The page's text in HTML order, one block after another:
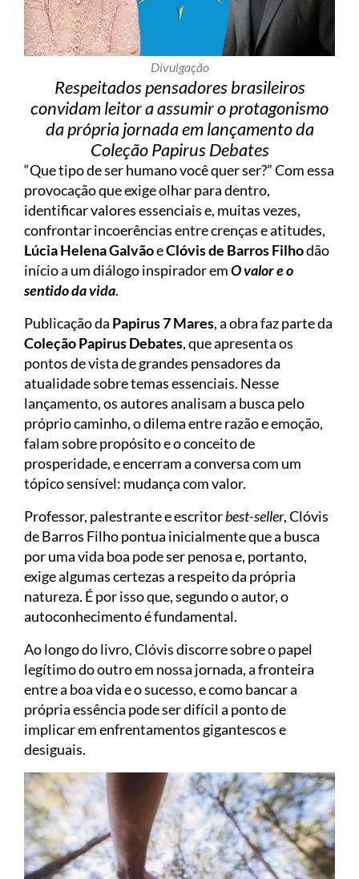
Divulgação
Respeitados pensadores brasileiros
convidam leitor a assumir o protagonismo
da própria jornada em lançamento da
Coleção Papirus Debates
“Que tipo de ser humano você quer ser?” Com essa
provocação que exige olhar para dentro,
identificar valores essenciais e, muitas vezes,
confrontar incoerências entre crenças e atitudes,
Lúcia Helena GalvãoeClóvis de Barros Filhodão
início a um diálogo inspirador emO valor e o
sentido da vida.
Publicação da Papirus 7 Mares, a obra faz parte da
Coleção Papirus Debates, que apresenta os
pontos de vista de grandes pensadores da
atualidade sobre temas essenciais. Nesse
lançamento, os autores analisam a busca pelo
próprio caminho, o dilema entre razão e emoção,
falam sobre propósito e o conceito de
prosperidade, e encerram a conversa com um
tópico sensível: mudança com valor.
Professor, palestrante e escritorbest-seller, Clóvis
de Barros Filho pontua inicialmente que a busca
por uma vida boa pode ser penosa e, portanto,
exige algumas certezas a respeito da própria
natureza. É por isso que, segundo o autor, o
autoconhecimento é fundamental.
Ao longo do livro, Clóvis discorre sobre o papel
legítimo do outro em nossa jornada, a fronteira
entre a boa vida e o sucesso, e como bancar a
própria essência pode ser difícil a ponto de
implicar em enfrentamentos gigantescos e
desiguais.